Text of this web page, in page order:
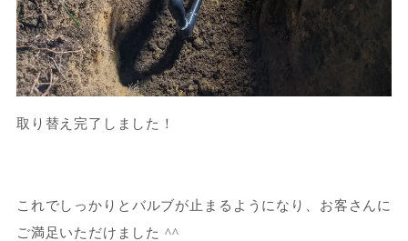
取り替え完了しました！
これでしっかりとバルブが止まるようになり、お客さんに
ご満足いただけました ^^